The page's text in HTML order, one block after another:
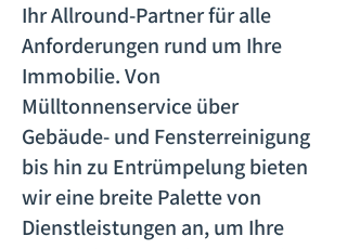
Ihr Allround-Partner für alle
Anforderungen rund um Ihre
Immobilie. Von
Mülltonnenservice über
Gebäude- und Fensterreinigung
bis hin zu Entrümpelung bieten
wir eine breite Palette von
Dienstleistungen an, um Ihre